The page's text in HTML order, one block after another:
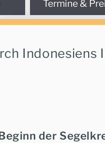
Termine &
Indonesiens
der